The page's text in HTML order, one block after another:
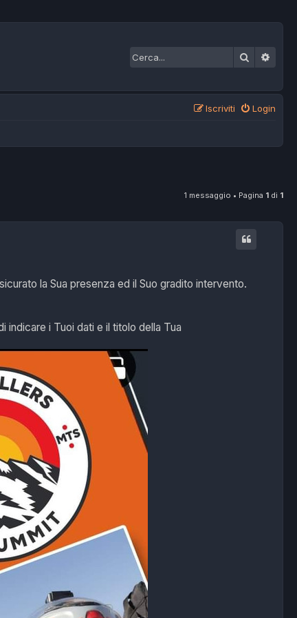
Cerca
Login
Iscriviti
1 messaggio • Pagina 1 di 1
la Sua presenza ed il Suo gradito intervento.
indicare i Tuoi dati e il titolo della Tua